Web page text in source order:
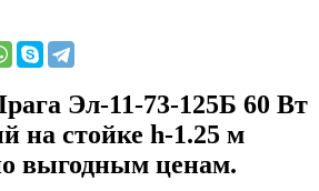
Эл-11-73-125Б 60 Вт
на стойке h-1.25 м
выгодным ценам.